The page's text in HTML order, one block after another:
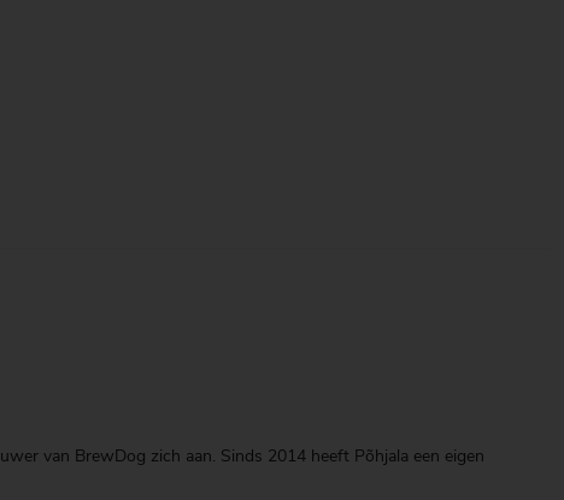
van BrewDog zich aan. Sinds 2014 heeft Põhjala een eigen